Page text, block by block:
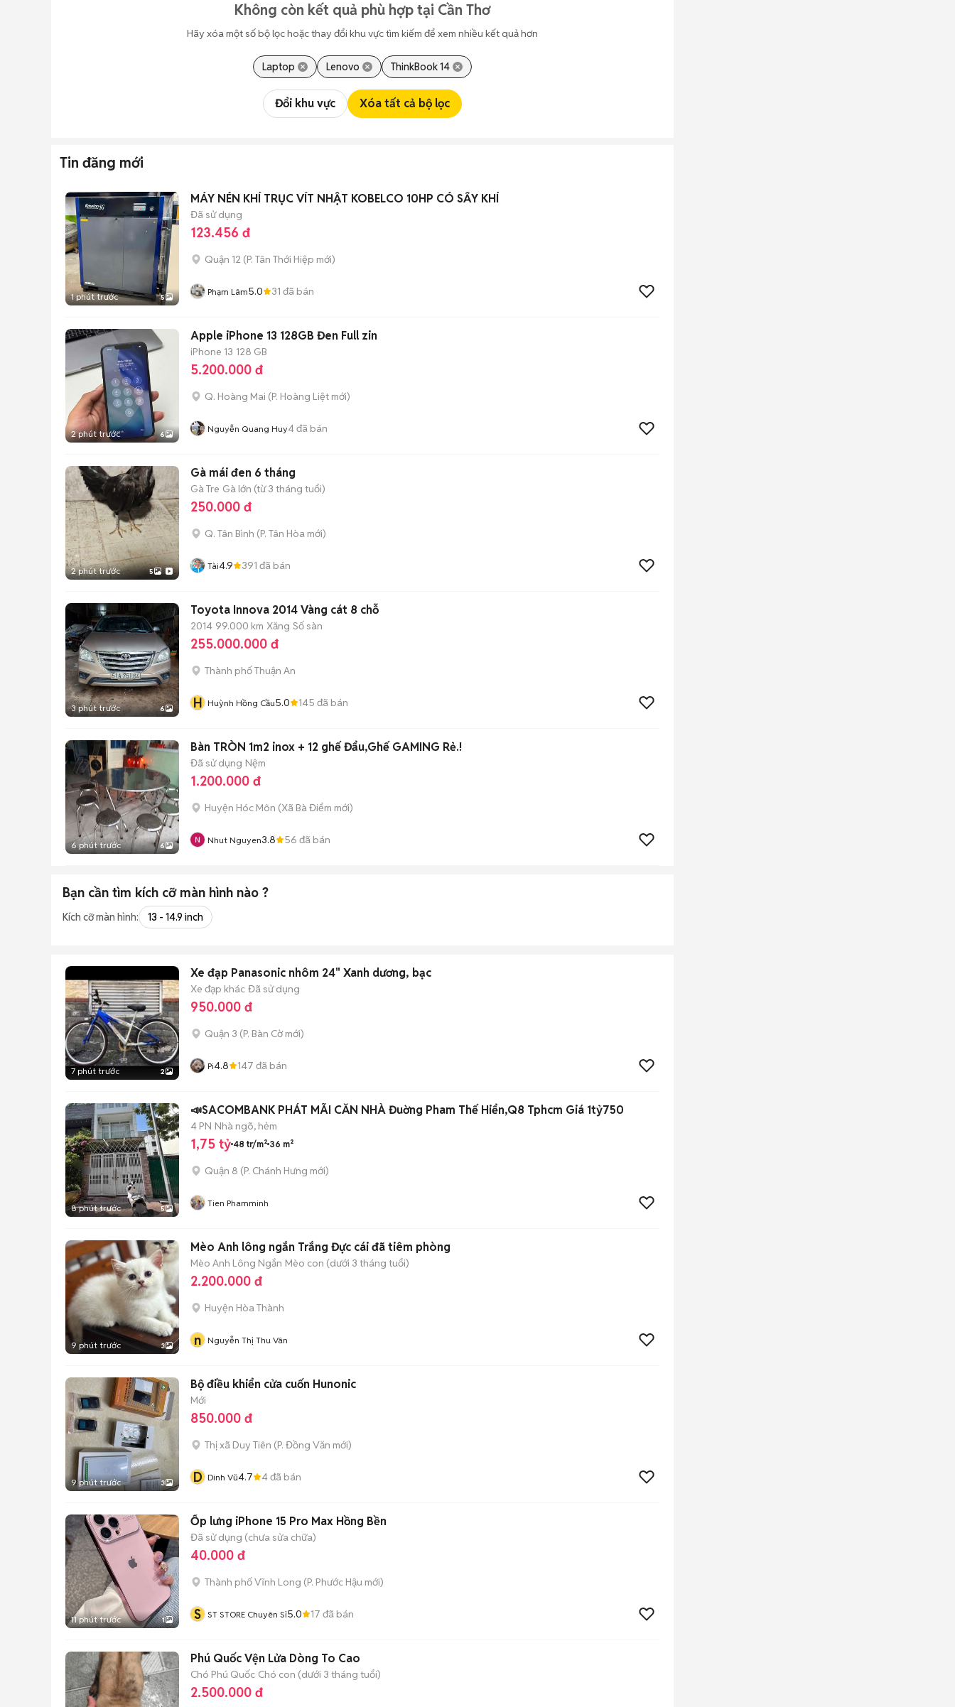
Không còn kết quả phù hợp tại Cần Thơ
Hãy xóa một số bộ lọc hoặc thay đổi khu vực tìm kiếm để xem nhiều kết quả hơn
Laptop Lenovo ThinkBook 14
Đổi khu vực Xóa tất cả bộ lọc
Tin đăng mới
1 phút trước 5
MÁY NÉN KHÍ TRỤC VÍT NHẬT KOBELCO 10HP CÓ SẤY KHÍ
Đã sử dụng
123.456 đ
Quận 12 (P. Tân Thới Hiệp mới)
Phạm Lâm5.0 31 đã bán
2 phút trước 6
Apple iPhone 13 128GB Đen Full zin
iPhone 13 128 GB
5.200.000 đ
Q. Hoàng Mai (P. Hoàng Liệt mới)
Nguyễn Quang Huy4đã bán
2 phút trước 5
Gà mái đen 6 tháng
Gà Tre Gà lớn (từ 3 tháng tuổi)
250.000 đ
Q. Tân Bình (P. Tân Hòa mới)
Tài4.9 391 đã bán
3 phút trước 6
Toyota Innova 2014 Vàng cát 8 chỗ
2014 99.000 km Xăng Số sàn
255.000.000 đ
Thành phố Thuận An
H Huỳnh Hồng Cầu5.0 145 đã bán
6 phút trước 6
Bàn TRÒN 1m2 inox + 12 ghế Đẩu,Ghế GAMING Rẻ.!
Đã sử dụng Nệm
1.200.000 đ
Huyện Hóc Môn (Xã Bà Điểm mới)
Nhut Nguyen3.8 56 đã bán
Bạn cần tìm kích cỡ màn hình nào ?
Kích cỡ màn hình: 13 - 14.9 inch
7 phút trước 2
Xe đạp Panasonic nhôm 24" Xanh dương, bạc
Xe đạp khác Đã sử dụng
950.000 đ
Quận 3 (P. Bàn Cờmới)
Pi4.8 147 đã bán
8 phút trước 5
📣SACOMBANK PHÁT MÃI CĂN NHÀ Đuờng Pham Thế Hiển,Q8 Tphcm Giá 1tỷ750
4 PN Nhà ngõ, hẻm
1,75 tỷ 48 tr/m² 36 m²
Quận 8 (P. Chánh Hưng mới)
Tien Phamminh
9 phút trước 3
Mèo Anh lông ngắn Trắng Đực cái đã tiêm phòng
Mèo Anh Lông Ngắn Mèo con (dưới 3 tháng tuổi)
2.200.000 đ
Huyện Hòa Thành
n Nguyễn Thị Thu Vân
9 phút trước 3
Bộ điều khiển cửa cuốn Hunonic
Mới
850.000 đ
Thị xã Duy Tiên (P. Đồng Văn mới)
D Dinh Vũ4.7 4đã bán
11 phút trước 1
Ốp lưng iPhone 15 Pro Max Hồng Bền
Đã sử dụng (chưa sửa chữa)
40.000 đ
Thành phố Vĩnh Long (P. Phước Hậu mới)
S ST STORE Chuyên Sỉ5.0 17 đã bán
Phú Quốc Vện Lửa Dòng To Cao
Chó Phú Quốc Chó con (dưới 3 tháng tuổi)
2.500.000 đ